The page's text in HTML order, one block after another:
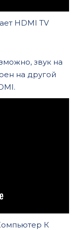
HDMI TV
звук на
на другой
К